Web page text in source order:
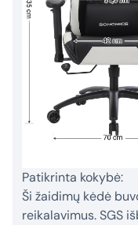
Patikrinta kokybė:
Ši žaidimų kėdė
reikalavimus. SGS